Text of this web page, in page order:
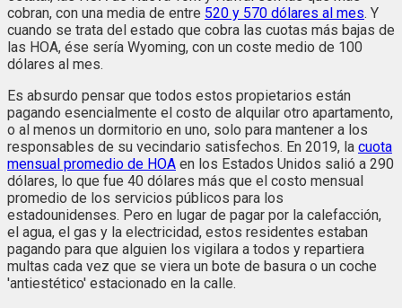
cobran, con una media de entre 520 y 570 dólares al mes. Y
cuando se trata del estado que cobra las cuotas más bajas de
las HOA, ése sería Wyoming, con un coste medio de 100
dólares al mes.
Es absurdo pensar que todos estos propietarios están
pagando esencialmente el costo de alquilar otro apartamento,
o al menos un dormitorio en uno, solo para mantener a los
responsables de su vecindario satisfechos. En 2019, la cuota
mensual promedio de HOA en los Estados Unidos salió a 290
dólares, lo que fue 40 dólares más que el costo mensual
promedio de los servicios públicos para los
estadounidenses. Pero en lugar de pagar por la calefacción,
el agua, el gas y la electricidad, estos residentes estaban
pagando para que alguien los vigilara a todos y repartiera
multas cada vez que se viera un bote de basura o un coche
'antiestético' estacionado en la calle.